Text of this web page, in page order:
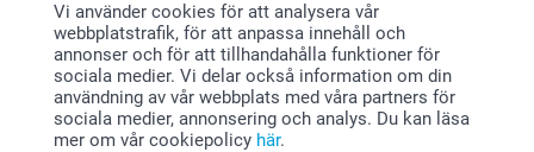
Vi använder cookies för att analysera vår
webbplatstrafik, för att anpassa innehåll och
annonser och för att tillhandahålla funktioner för
sociala medier. Vi delar också information om din
användning av vår webbplats med våra partners för
sociala medier, annonsering och analys. Du kan läsa
mer om vår cookiepolicy här.
54-56 cm
M-L
56-58 cm
Visa reaktioner
2026-06-29
11:01
Hej Malin,